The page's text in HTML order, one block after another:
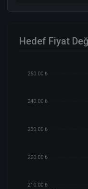
Hedef Fiyat
250.00 ₺
240.00 ₺
230.00 ₺
220.00 ₺
210.00 ₺